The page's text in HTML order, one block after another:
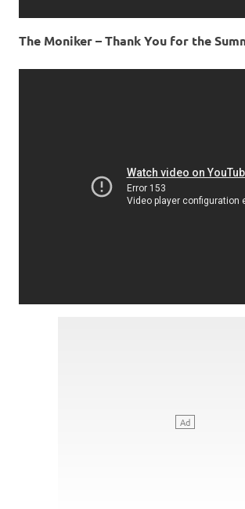
The Moniker – Thank You for the